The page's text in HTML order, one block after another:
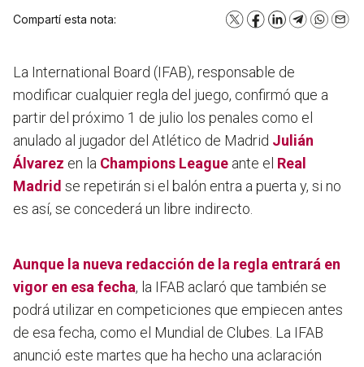
Compartí esta nota: X Facebook
LinkedInTelegram
La International Board (IFAB), responsable de
modificar cualquier regla del juego, confirmó que a
partir del próximo 1 de julio los penales como el
anulado al jugador del Atlético de Madrid Julián
Álvarez en la Champions League ante el Real
Madrid se repetirán si el balón entra a puerta y, si no
es así, se concederá un libre indirecto.
Aunque la nueva redacción de la regla entrará en
vigor en esa fecha, la IFAB aclaró que también se
podrá utilizar en competiciones que empiecen antes
de esa fecha, como el Mundial de Clubes. La IFAB
anunció este martes que ha hecho una aclaración